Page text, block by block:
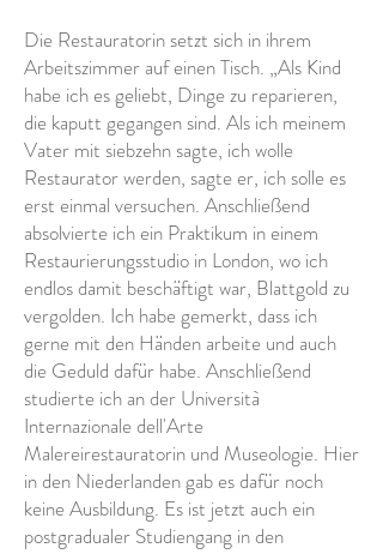
Die Restauratorin setzt sich in ihrem
Arbeitszimmer auf einen Tisch. „Als Kind
habe ich es geliebt, Dinge zu reparieren,
die kaputt gegangen sind. Als ich meinem
Vater mit siebzehn sagte, ich wolle
Restaurator werden, sagte er, ich solle es
erst einmal versuchen. Anschließend
absolvierte ich ein Praktikum in einem
Restaurierungsstudio in London, wo ich
endlos damit beschäftigt war, Blattgold zu
vergolden. Ich habe gemerkt, dass ich
gerne mit den Händen arbeite und auch
die Geduld dafür habe. Anschließend
studierte ich an der Università
Internazionale dell'Arte
Malereirestauratorin und Museologie. Hier
in den Niederlanden gab es dafür noch
keine Ausbildung. Es ist jetzt auch ein
postgradualer Studiengang in den